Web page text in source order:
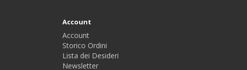
Account
Account
Storico Ordini
Lista dei Desideri
Newsletter